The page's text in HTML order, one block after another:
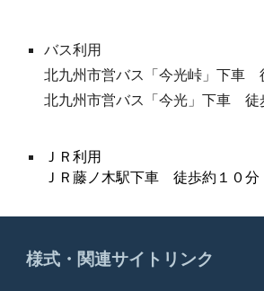
バス利用
北九州市営バス「今光峠」下車
北九州市営バス「今光 」下車徒
ＪＲ利用
ＪＲ藤ノ木駅下車 徒歩約１０分
様式・関連サイトリンク